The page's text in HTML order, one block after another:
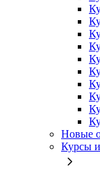
Новые
Курсы